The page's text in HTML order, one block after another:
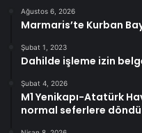
Ağustos 6, 2026
Marmaris’te Kurban
Şubat 1, 2023
Dahilde işleme izin
Şubat 4, 2026
M1 Yenikapı-Atatürk
normal seferlere döndü